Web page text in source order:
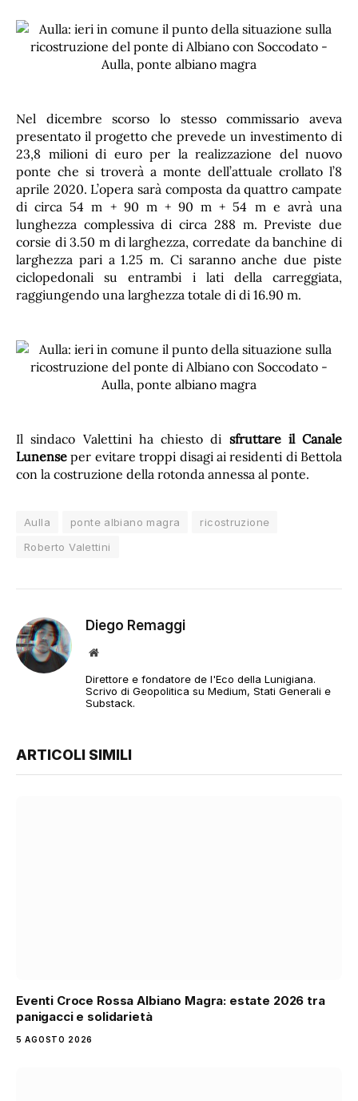
Nel dicembre scorso lo stesso commissario aveva
presentato il progetto che prevede un investimento di
23,8 milioni di euro per la realizzazione del nuovo
ponte che si troverà a monte dell’attuale crollato l’8
aprile 2020. L’opera sarà composta da quattro campate
di circa 54 m + 90 m + 90 m + 54 m e avrà una
lunghezza complessiva di circa 288 m. Previste due
corsie di 3.50 m di larghezza, corredate da banchine di
larghezza pari a 1.25 m. Ci saranno anche due piste
ciclopedonali su entrambi i lati della carreggiata,
raggiungendo una larghezza totale di di 16.90 m.
Il sindaco Valettini ha chiesto di sfruttare il Canale
Lunense per evitare troppi disagi ai residenti di Bettola
con la costruzione della rotonda annessa al ponte.
Aulla ponte albiano magra
ricostruzione
Roberto Valettini
Diego Remaggi
Sito
Direttore e fondatore de l'Eco della Lunigiana.
Scrivo di Geopolitica su Medium, Stati Generali e
Substack.
ARTICOLI SIMILI
Eventi Croce Rossa Albiano Magra: estate 2026 tra
panigacci e solidarietà
5 AGOSTO 2026